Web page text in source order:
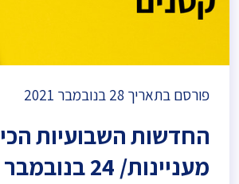
פורסם בתאריך 28 בנובמבר 2021
החדשות השבועיות הכי
מעניינות/ 24 בנובמבר